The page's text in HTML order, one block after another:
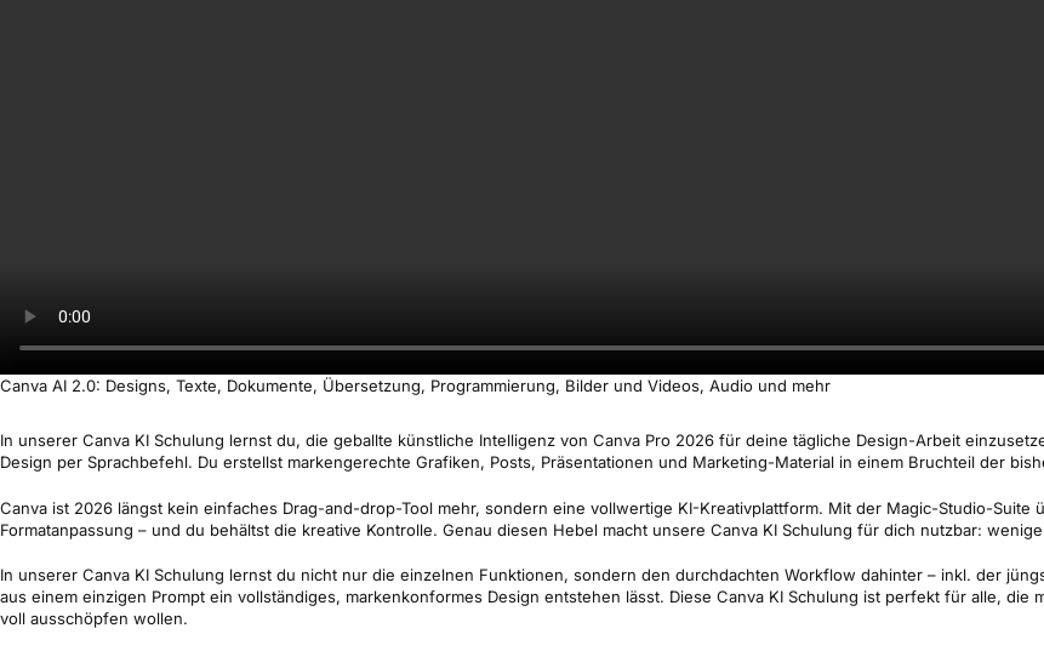
Canva AI 2.0: Designs, Texte, Dokumente, Übersetzung, Programmierung, Bilder und Videos, Audio und mehr
In unserer Canva KI Schulung lernst du, die geballte künstliche Intelligenz von Canva Pro 2026 für deine tägliche Design-Arbeit
Design per Sprachbefehl. Du erstellst markengerechte Grafiken, Posts, Präsentationen und Marketing-Material in einem Bruchteil der
Canva ist 2026 längst kein einfaches Drag-and-drop-Tool mehr, sondern eine vollwertige KI-Kreativplattform. Mit der Magic-Studio-Suite
Formatanpassung – und du behältst die kreative Kontrolle. Genau diesen Hebel macht unsere Canva KI Schulung für dich nutzbar:
In unserer Canva KI Schulung lernst du nicht nur die einzelnen Funktionen, sondern den durchdachten Workflow dahinter – inkl. der
aus einem einzigen Prompt ein vollständiges, markenkonformes Design entstehen lässt. Diese Canva KI Schulung ist perfekt für alle, die
voll ausschöpfen wollen.